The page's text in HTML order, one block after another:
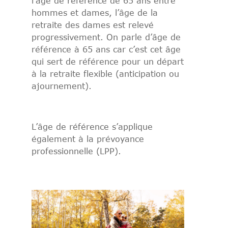
hommes et dames, l’âge de la
retraite des dames est relevé
progressivement. On parle d’âge de
référence à 65 ans car c’est cet âge
qui sert de référence pour un départ
à la retraite flexible (anticipation ou
ajournement).
L’âge de référence s’applique
également à la prévoyance
professionnelle (LPP).